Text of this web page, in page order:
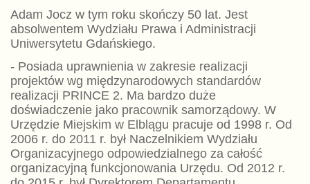
Adam Jocz w tym roku skończy 50 lat. Jest
absolwentem Wydziału Prawa i Administracji
Uniwersytetu Gdańskiego.
- Posiada uprawnienia w zakresie realizacji
projektów wg międzynarodowych standardów
realizacji PRINCE 2. Ma bardzo duże
doświadczenie jako pracownik samorządowy. W
Urzędzie Miejskim w Elblągu pracuje od 1998 r. Od
2006 r. do 2011 r. był Naczelnikiem Wydziału
Organizacyjnego odpowiedzialnego za całość
organizacyjną funkcjonowania Urzędu. Od 2012 r.